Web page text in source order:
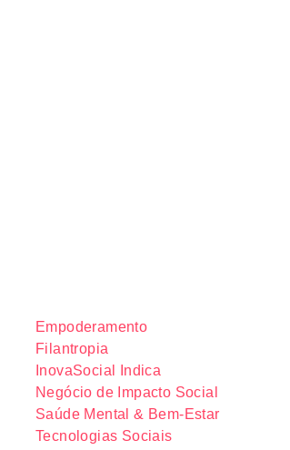
Empoderamento
Filantropia
InovaSocial Indica
Negócio de Impacto Social
Saúde Mental & Bem-Estar
Tecnologias Sociais